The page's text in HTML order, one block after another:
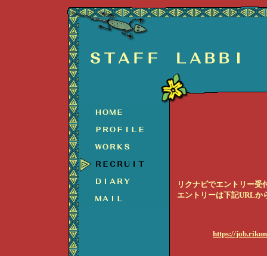
リクナビでエントリー受
エントリーは下記URLか
https://